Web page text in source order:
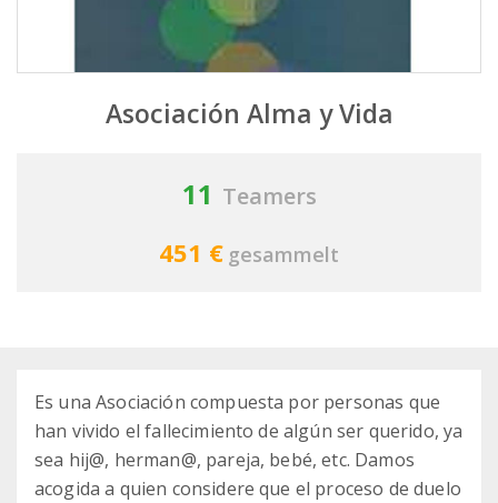
Asociación Alma y Vida
11 Teamers
451 € gesammelt
Es una Asociación compuesta por personas que
han vivido el fallecimiento de algún ser querido, ya
sea hij@, herman@, pareja, bebé, etc. Damos
acogida a quien considere que el proceso de duelo